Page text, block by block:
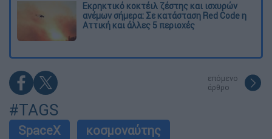
Εκρηκτικό κοκτέιλ ζέστης και ισχυρών
ανέμων σήμερα: Σε κατάσταση Red Code η
Αττική και άλλες 5 περιοχές
επόμενο
άρθρο
#TAGS
SpaceX
κοσμοναύτης